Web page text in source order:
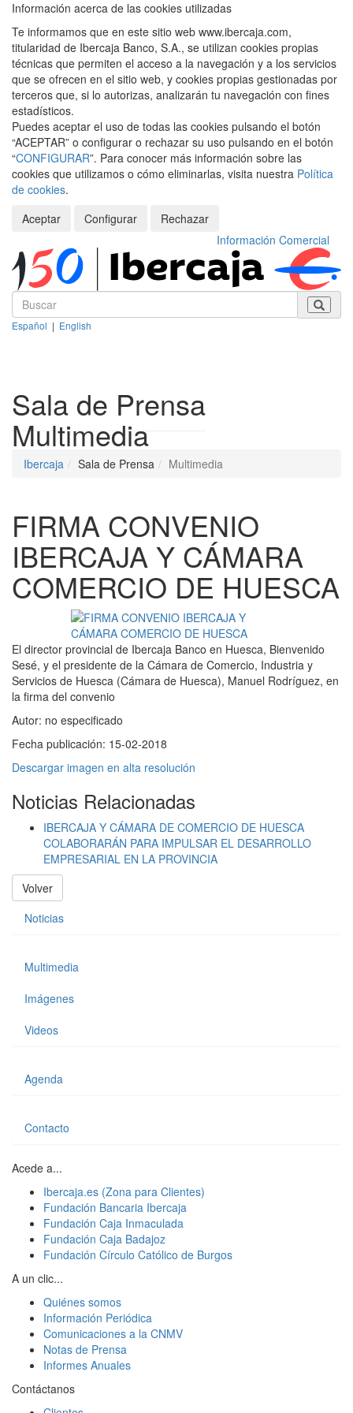
Información acerca de las cookies utilizadas
Te informamos que en este sitio web www.ibercaja.com,
titularidad de Ibercaja Banco, S.A., se utilizan cookies propias
técnicas que permiten el acceso a la navegación y a los servicios
que se ofrecen en el sitio web, y cookies propias gestionadas por
terceros que, si lo autorizas, analizarán tu navegación con fines
estadísticos.
Puedes aceptar el uso de todas las cookies pulsando el botón
“ACEPTAR” o configurar o rechazar su uso pulsando en el botón
“CONFIGURAR”. Para conocer más información sobre las
cookies que utilizamos o cómo eliminarlas, visita nuestra Política
de cookies.
Aceptar
Configurar
Rechazar
Información Comercial
Español | English
Sala de Prensa
Multimedia
Ibercaja Sala de Prensa Multimedia
FIRMA CONVENIO
IBERCAJA Y CÁMARA
COMERCIO DE HUESCA
El director provincial de Ibercaja Banco en Huesca, Bienvenido
Sesé, y el presidente de la Cámara de Comercio, Industria y
Servicios de Huesca (Cámara de Huesca), Manuel Rodríguez, en
la firma del convenio
Autor: no especificado
Fecha publicación: 15-02-2018
Descargar imagen en alta resolución
Noticias Relacionadas
IBERCAJA Y CÁMARA DE COMERCIO DE HUESCA
COLABORARÁN PARA IMPULSAR EL DESARROLLO
EMPRESARIAL EN LA PROVINCIA
Volver
Noticias
Multimedia
Imágenes
Videos
Agenda
Contacto
Acede a...
Ibercaja.es (Zona para Clientes)
Fundación Bancaria Ibercaja
Fundación Caja Inmaculada
Fundación Caja Badajoz
Fundación Círculo Católico de Burgos
A un clic...
Quiénes somos
Información Periódica
Comunicaciones a la CNMV
Notas de Prensa
Informes Anuales
Contáctanos